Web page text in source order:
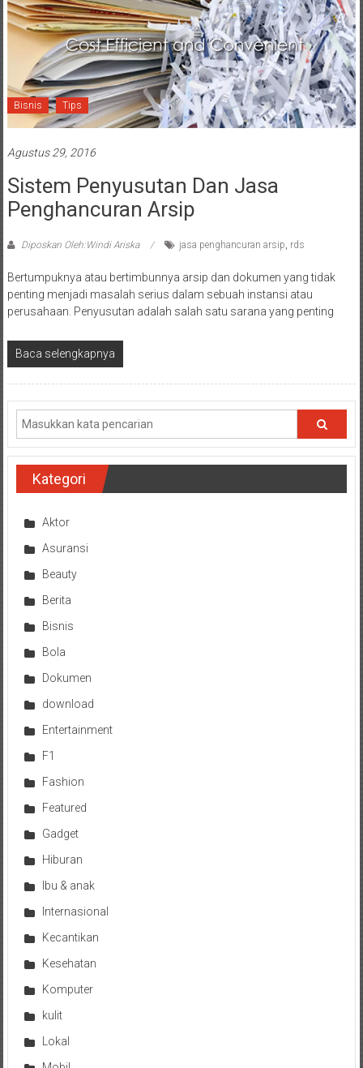
Bisnis Tips
Agustus 29, 2016
Sistem Penyusutan Dan Jasa
Penghancuran Arsip
Diposkan Oleh:Windi Ariska jasa penghancuran arsip, rds
Bertumpuknya atau bertimbunnya arsip dan dokumen yang tidak
penting menjadi masalah serius dalam sebuah instansi atau
perusahaan. Penyusutan adalah salah satu sarana yang penting
Baca selengkapnya
Kategori
Aktor
Asuransi
Beauty
Berita
Bisnis
Bola
Dokumen
download
Entertainment
F1
Fashion
Featured
Gadget
Hiburan
Ibu & anak
Internasional
Kecantikan
Kesehatan
Komputer
kulit
Lokal